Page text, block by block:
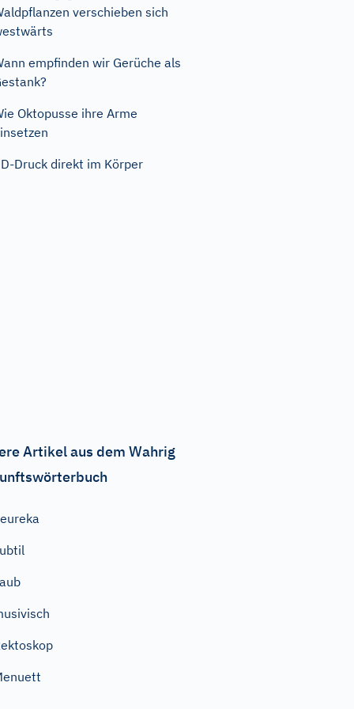
verschieben sich
empfinden wir Gerüche als
Oktopusse ihre Arme
Druck direkt im Körper
Artikel aus dem Wahrig